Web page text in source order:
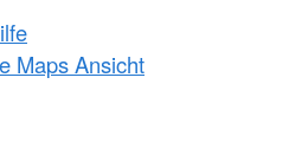
Maps Ansicht